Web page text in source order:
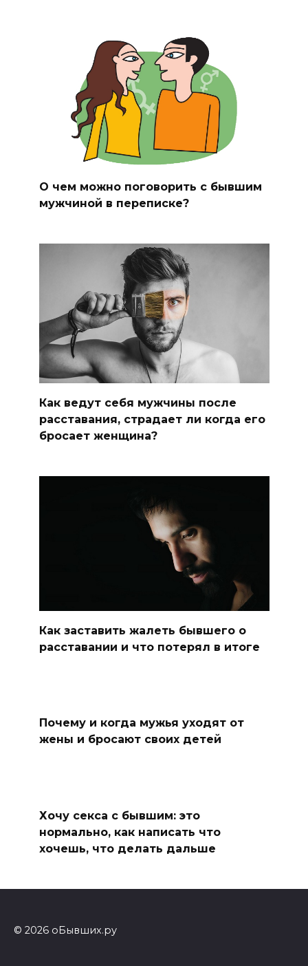
О чем можно поговорить с бывшим
мужчиной в переписке?
Как ведут себя мужчины после
расставания, страдает ли когда его
бросает женщина?
Как заставить жалеть бывшего о
расставании и что потерял в итоге
Почему и когда мужья уходят от
жены и бросают своих детей
Хочу секса с бывшим: это
нормально, как написать что
хочешь, что делать дальше
© 2026 оБывших.ру